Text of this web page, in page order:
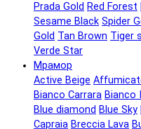
Prada Gold Red Forest
Sesame Black Spider
Gold Tan Brown Tiger
Verde Star
Мрамор
Active Beige
Bianco Carrara Bianco
Blue diamond Blue Sky
Capraia Breccia Lava